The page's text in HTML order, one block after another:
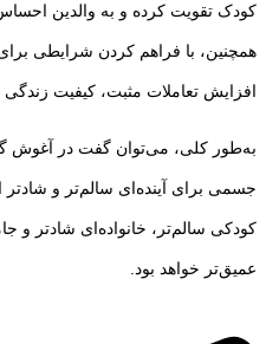
کودک تقویت کرده و به والدین
همچنین، با فراهم کردن شرایطی
افزایش تعاملات مثبت، کیفیت زندگی
به‌طور کلی، می‌توان گفت در آغوش
جسمی برای آینده‌ای سالم‌تر و
کودکی سالم‌تر، خانواده‌ای شادتر و
عمیق‌تر خواهد بود.